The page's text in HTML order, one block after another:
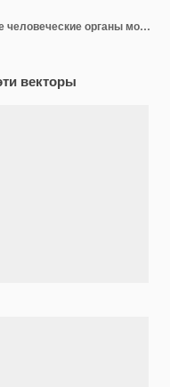
Внутренние органы Мультяшные человеческие органы мозг, желудок, почки, кишечник и репродуктивная система, набор плоских векторных иллюстраций Внутренняя анатомия человека
векторы